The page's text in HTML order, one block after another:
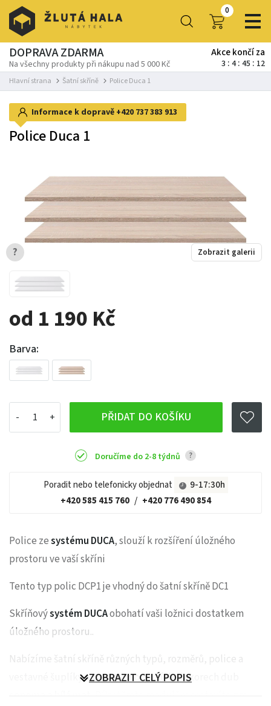
0
DOPRAVA ZDARMA
Na všechny produkty při nákupu nad 5 000 Kč
Akce končí za
3 4 45 11
Hlavní strana Šatní skříně Police Duca 1
od 1 190 Kč
Barva:
PŘIDAT DO KOŠÍKU
Doručíme do 2-8 týdnů ?
Poradit nebo telefonicky objednat
9-17:30h
+420 585 415 760 / +420 776 490 854
Informace k dopravě +420 737 383 913
Police Duca 1
Zobrazit galerii
?
Police zesystému DUCA, slouží k rozšíření úložného
prostoru ve vaší skříni
Tento typ polic DCP1 je vhodný do šatní skříně DC1
Skříňovýsystém DUCAobohatí vaši ložnici dostatkem
úložného prostoru..
Nabízíme šatní skříně různých typů, rozměrů, police a
vestavné šuplíky a to vše v moderních dekorech dub
ZOBRAZIT CELÝ POPIS